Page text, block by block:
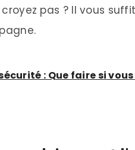
pas ? Il vous
: Que faire si